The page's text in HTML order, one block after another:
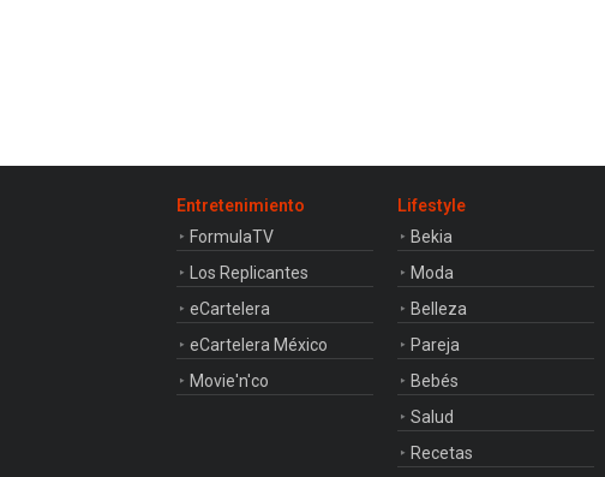
Entretenimiento
FormulaTV
Los Replicantes
eCartelera
eCartelera México
Movie'n'co
Lifestyle
Bekia
Moda
Belleza
Pareja
Bebés
Salud
Recetas